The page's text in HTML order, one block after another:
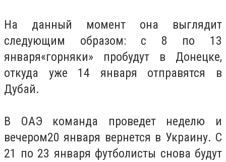
На данный момент она выглядит
следующим образом: с 8 по 13
января«горняки» пробудут в Донецке,
откуда уже 14 января отправятся в
Дубай.
В ОАЭ команда проведет неделю и
вечером20 января вернется в Украину. С
21 по 23 января футболисты снова будут